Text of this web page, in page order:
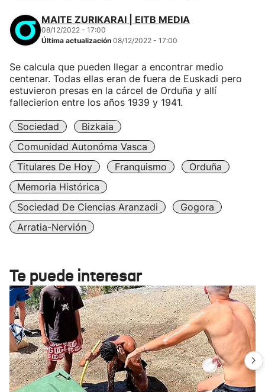
MAITE ZURIKARAI | EITB MEDIA
08/12/2022 - 17:00
Última actualización 08/12/2022 - 17:00
Se calcula que pueden llegar a encontrar medio
centenar. Todas ellas eran de fuera de Euskadi pero
estuvieron presas en la cárcel de Orduña y allí
fallecierion entre los años 1939 y 1941.
Sociedad
Bizkaia
Comunidad Autonóma Vasca
Titulares De Hoy
Franquismo
Orduña
Memoria Histórica
Sociedad De Ciencias Aranzadi
Gogora
Arratia-Nervión
Te puede interesar